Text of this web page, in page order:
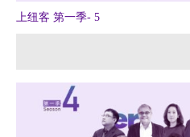
上纽客 第一季- 5